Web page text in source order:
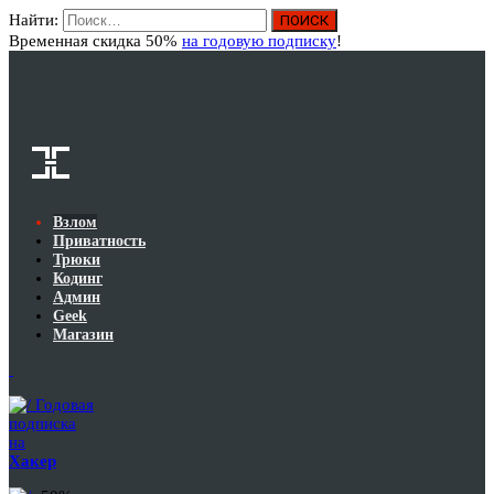
Найти:
Временная скидка 50% на годовую подписку!
Взлом
Приватность
Трюки
Кодинг
Админ
Geek
Магазин
Годовая
подписка
на
Хакер